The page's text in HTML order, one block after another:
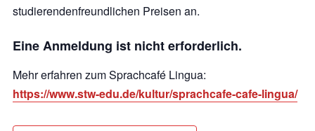
studierendenfreundlichen Preisen an.
Eine Anmeldung ist nicht erforderlich.
Mehr erfahren zum Sprachcafé Lingua:
https://www.stw-edu.de/kultur/sprachcafe-cafe-lingua/